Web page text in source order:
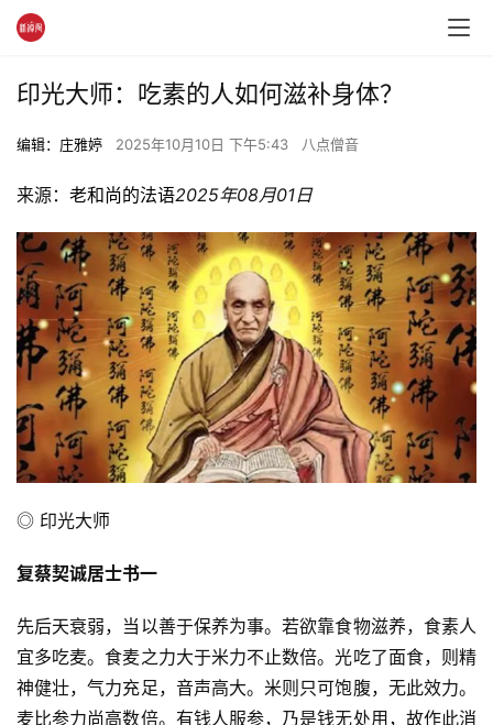
印光大师：吃素的人如何滋补身体？
编辑：庄雅婷 2025年10月10日 下午5:43 八点僧音
来源： 老和尚的法语2025年08月01日
◎ 印光大师
复蔡契诚居士书一
先后天衰弱，当以善于保养为事。若欲靠食物滋养，食素人
宜多吃麦。食麦之力大于米力不止数倍。光吃了面食，则精
神健壮，气力充足，音声高大。米则只可饱腹，无此效力。
麦比参力尚高数倍。有钱人服参，乃是钱无处用，故作此消